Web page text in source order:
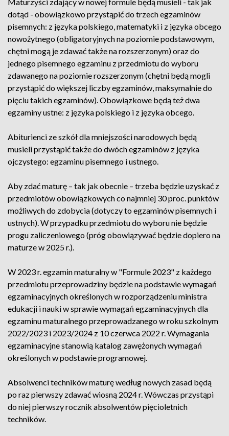
dotąd - obowiązkowo przystąpić do trzech egzaminów
pisemnych: z języka polskiego, matematyki i z języka obcego
nowożytnego (obligatoryjnych na poziomie podstawowym,
chętni mogą je zdawać także na rozszerzonym) oraz do
jednego pisemnego egzaminu z przedmiotu do wyboru
zdawanego na poziomie rozszerzonym (chętni będą mogli
przystąpić do większej liczby egzaminów, maksymalnie do
pięciu takich egzaminów). Obowiązkowe będą też dwa
egzaminy ustne: z języka polskiego i z języka obcego.
Abiturienci ze szkół dla mniejszości narodowych będą
musieli przystąpić także do dwóch egzaminów z języka
ojczystego: egzaminu pisemnego i ustnego.
Aby zdać maturę – tak jak obecnie – trzeba będzie uzyskać z
przedmiotów obowiązkowych co najmniej 30 proc. punktów
możliwych do zdobycia (dotyczy to egzaminów pisemnych i
ustnych). W przypadku przedmiotu do wyboru nie będzie
progu zaliczeniowego (próg obowiązywać będzie dopiero na
maturze w 2025 r.).
W 2023 r. egzamin maturalny w "Formule 2023" z każdego
przedmiotu przeprowadziny będzie na podstawie wymagań
egzaminacyjnych określonych w rozporządzeniu ministra
edukacji i nauki w sprawie wymagań egzaminacyjnych dla
egzaminu maturalnego przeprowadzanego w roku szkolnym
2022/2023 i 2023/2024 z 10 czerwca 2022 r. Wymagania
egzaminacyjne stanowią katalog zawężonych wymagań
określonych w podstawie programowej.
Absolwenci techników maturę według nowych zasad będą
po raz pierwszy zdawać wiosną 2024 r. Wówczas przystąpi
do niej pierwszy rocznik absolwentów pięcioletnich
techników.